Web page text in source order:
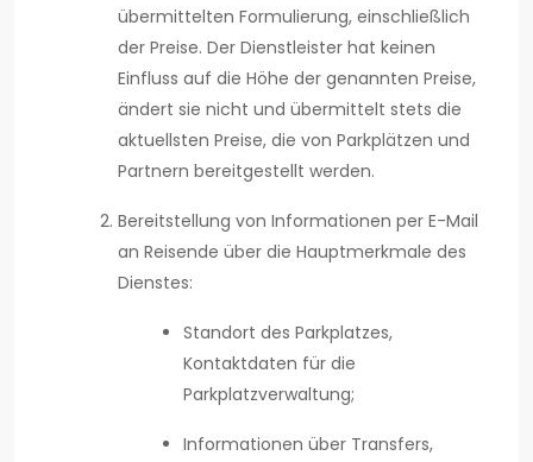
übermittelten Formulierung, einschließlich
der Preise. Der Dienstleister hat keinen
Einfluss auf die Höhe der genannten Preise,
ändert sie nicht und übermittelt stets die
aktuellsten Preise, die von Parkplätzen und
Partnern bereitgestellt werden.
Bereitstellung von Informationen per E-Mail
an Reisende über die Hauptmerkmale des
Dienstes:
Standort des Parkplatzes,
Kontaktdaten für die
Parkplatzverwaltung;
Informationen über Transfers,